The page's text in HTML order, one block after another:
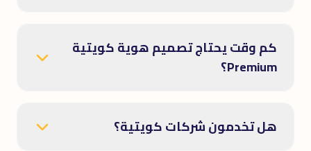
كم وقت يحتاج تصميم هوية كويتية
Premium؟
هل تخدمون شركات كويتية؟